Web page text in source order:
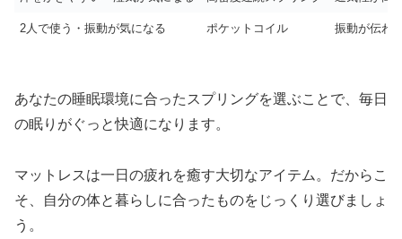
2人で使う・振動が気になる ポケットコイル 振動が伝わ
あなたの睡眠環境に合ったスプリングを選ぶことで、毎日
の眠りがぐっと快適になります。
マットレスは一日の疲れを癒す大切なアイテム。だからこ
そ、自分の体と暮らしに合ったものをじっくり選びましょ
う。